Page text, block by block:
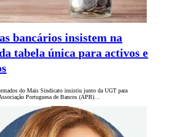
bancários insistem na
tabela única para activos e
do Mais Sindicato insistiu junto da UGT para
Portuguesa de Bancos (APB)…